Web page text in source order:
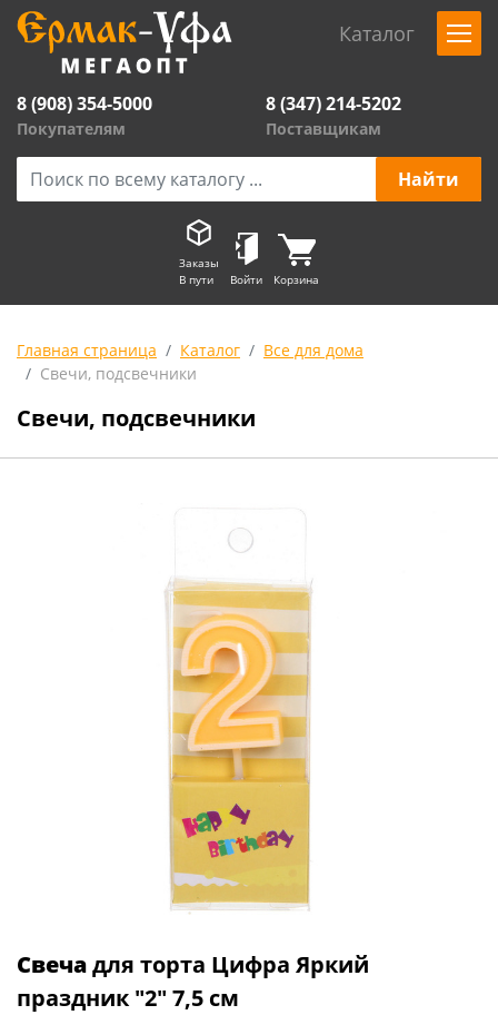
Каталог
8 (908) 354-5000
Покупателям
8 (347) 214-5202
Поставщикам
Заказы
В пути
Войти Корзина
Главная страница Каталог
Все для дома
Свечи, подсвечники
Свечи, подсвечники
Свечадля торта Цифра Яркий
праздник "2" 7,5 см